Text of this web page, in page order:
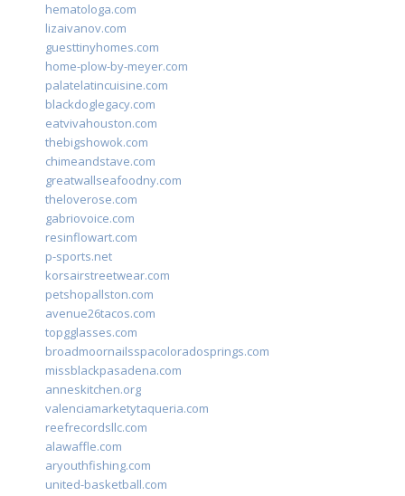
hematologa.com
lizaivanov.com
guesttinyhomes.com
home-plow-by-meyer.com
palatelatincuisine.com
blackdoglegacy.com
eatvivahouston.com
thebigshowok.com
chimeandstave.com
greatwallseafoodny.com
theloverose.com
gabriovoice.com
resinflowart.com
p-sports.net
korsairstreetwear.com
petshopallston.com
avenue26tacos.com
topgglasses.com
broadmoornailsspacoloradosprings.com
missblackpasadena.com
anneskitchen.org
valenciamarketytaqueria.com
reefrecordsllc.com
alawaffle.com
aryouthfishing.com
united-basketball.com